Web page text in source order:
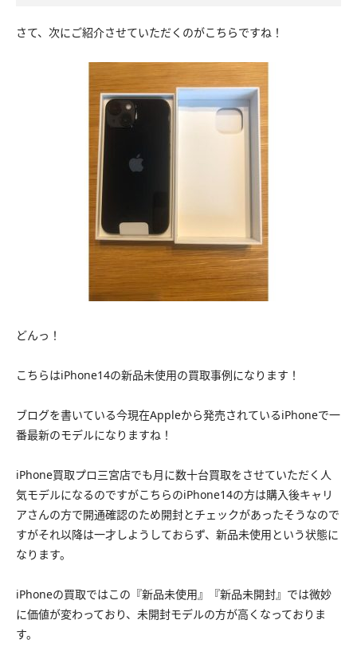
さて、次にご紹介させていただくのがこちらですね！
どんっ！
こちらはiPhone14の新品未使用の買取事例になります！
ブログを書いている今現在Appleから発売されているiPhoneで一
番最新のモデルになりますね！
iPhone買取プロ三宮店でも月に数十台買取をさせていただく人
気モデルになるのですがこちらのiPhone14の方は購入後キャリ
アさんの方で開通確認のため開封とチェックがあったそうなので
すがそれ以降は一才しようしておらず、新品未使用という状態に
なります。
iPhoneの買取ではこの『新品未使用』『新品未開封』では微妙
に価値が変わっており、未開封モデルの方が高くなっておりま
す。